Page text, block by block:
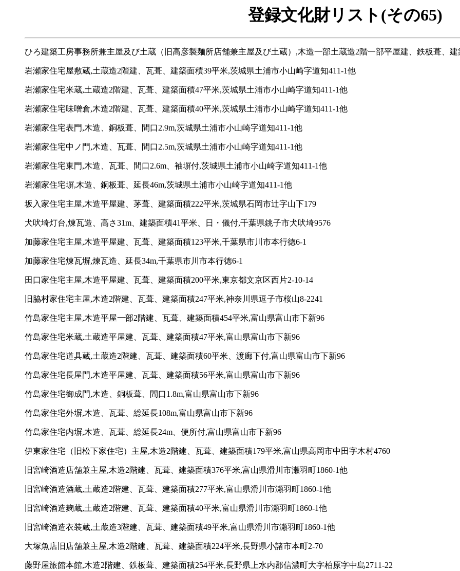
登録文化財リスト(その65)
ひろ建築工房事務所兼主屋及び土蔵（旧高彦製麺所店舗兼主屋及び土蔵）,木造一部土蔵造2階一部平屋建、鉄板葺、
岩瀬家住宅屋敷蔵,土蔵造2階建、瓦葺、建築面積39平米,茨城県土浦市小山崎字道知411-1他
岩瀬家住宅米蔵,土蔵造2階建、瓦葺、建築面積47平米,茨城県土浦市小山崎字道知411-1他
岩瀬家住宅味噌倉,木造2階建、瓦葺、建築面積40平米,茨城県土浦市小山崎字道知411-1他
岩瀬家住宅表門,木造、銅板葺、間口2.9m,茨城県土浦市小山崎字道知411-1他
岩瀬家住宅中ノ門,木造、瓦葺、間口2.5m,茨城県土浦市小山崎字道知411-1他
岩瀬家住宅東門,木造、瓦葺、間口2.6m、袖塀付,茨城県土浦市小山崎字道知411-1他
岩瀬家住宅塀,木造、銅板葺、延長46m,茨城県土浦市小山崎字道知411-1他
坂入家住宅主屋,木造平屋建、茅葺、建築面積222平米,茨城県石岡市辻字山下179
犬吠埼灯台,煉瓦造、高さ31m、建築面積41平米、日・儀付,千葉県銚子市犬吠埼9576
加藤家住宅主屋,木造平屋建、瓦葺、建築面積123平米,千葉県市川市本行徳6-1
加藤家住宅煉瓦塀,煉瓦造、延長34m,千葉県市川市本行徳6-1
田口家住宅主屋,木造平屋建、瓦葺、建築面積200平米,東京都文京区西片2-10-14
旧脇村家住宅主屋,木造2階建、瓦葺、建築面積247平米,神奈川県逗子市桜山8-2241
竹島家住宅主屋,木造平屋一部2階建、瓦葺、建築面積454平米,富山県富山市下新96
竹島家住宅米蔵,土蔵造平屋建、瓦葺、建築面積47平米,富山県富山市下新96
竹島家住宅道具蔵,土蔵造2階建、瓦葺、建築面積60平米、渡廊下付,富山県富山市下新96
竹島家住宅長屋門,木造平屋建、瓦葺、建築面積56平米,富山県富山市下新96
竹島家住宅御成門,木造、銅板葺、間口1.8m,富山県富山市下新96
竹島家住宅外塀,木造、瓦葺、総延長108m,富山県富山市下新96
竹島家住宅内塀,木造、瓦葺、総延長24m、便所付,富山県富山市下新96
伊東家住宅（旧松下家住宅）主屋,木造2階建、瓦葺、建築面積179平米,富山県高岡市中田字木村4760
旧宮崎酒造店舗兼主屋,木造2階建、瓦葺、建築面積376平米,富山県滑川市瀬羽町1860-1他
旧宮崎酒造酒蔵,土蔵造2階建、瓦葺、建築面積277平米,富山県滑川市瀬羽町1860-1他
旧宮崎酒造麹蔵,土蔵造2階建、瓦葺、建築面積40平米,富山県滑川市瀬羽町1860-1他
旧宮崎酒造衣装蔵,土蔵造3階建、瓦葺、建築面積49平米,富山県滑川市瀬羽町1860-1他
大塚魚店旧店舗兼主屋,木造2階建、瓦葺、建築面積224平米,長野県小諸市本町2-70
藤野屋旅館本館,木造2階建、鉄板葺、建築面積254平米,長野県上水内郡信濃町大字柏原字中島2711-22